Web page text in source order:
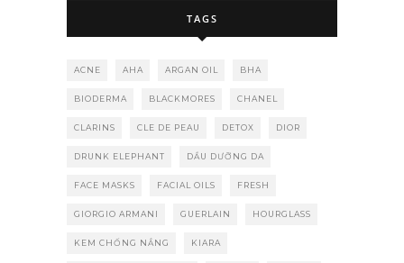
TAGS
ACNE AHA ARGAN OIL BHA
BIODERMA BLACKMORES CHANEL
CLARINS CLE DE PEAU DETOX DIOR
DRUNK ELEPHANT DẦU DƯỠNG DA
FACE MASKS FACIAL OILS FRESH
GIORGIO ARMANI GUERLAIN HOURGLASS
KEM CHỐNG NẮNG KIARA